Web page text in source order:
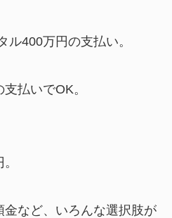
ル400万円の支払い。
払いでOK。
など、いろんな選択肢が